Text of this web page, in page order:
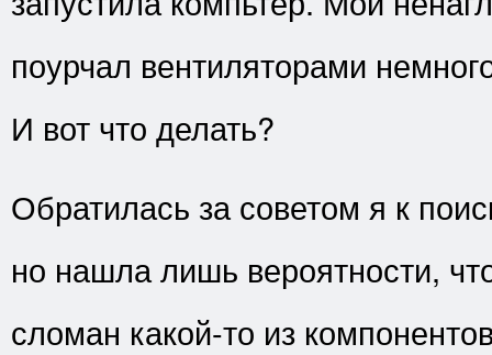
поурчал вентиляторами
И вот что делать?
Обратилась за советом я к
но нашла лишь вероятности,
сломан какой-то из